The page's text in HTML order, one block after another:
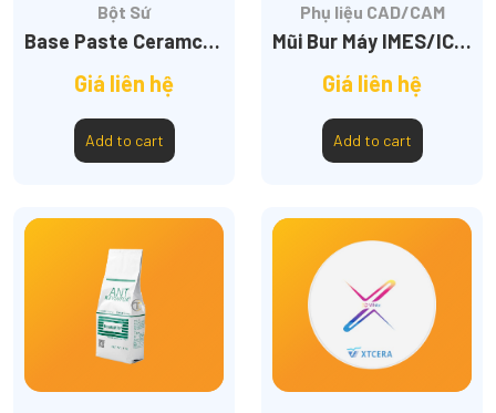
Bột Sứ
Base Paste Ceramco3
Giá liên hệ
Add to cart
Phụ liệu CAD/CAM
Mũi Bur Máy IMES/ICORE 245/250
Giá liên hệ
Add to cart